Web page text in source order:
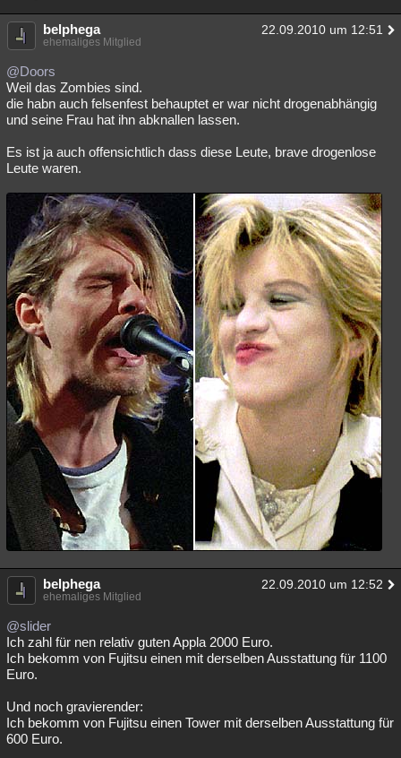
belphega 22.09.2010 um 12:51
ehemaliges Mitglied
@Doors
Weil das Zombies sind.
die habn auch felsenfest behauptet er war nicht drogenabhängig
und seine Frau hat ihn abknallen lassen.
Es ist ja auch offensichtlich dass diese Leute, brave drogenlose
Leute waren.
belphega 22.09.2010 um 12:52
ehemaliges Mitglied
@slider
Ich zahl für nen relativ guten Appla 2000 Euro.
Ich bekomm von Fujitsu einen mit derselben Ausstattung für 1100
Euro.
Und noch gravierender:
Ich bekomm von Fujitsu einen Tower mit derselben Ausstattung für
600 Euro.